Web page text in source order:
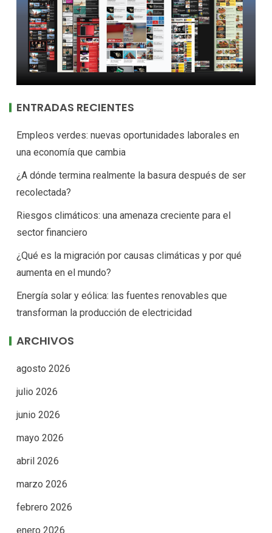
ENTRADAS RECIENTES
Empleos verdes: nuevas oportunidades laborales en
una economía que cambia
¿A dónde termina realmente la basura después de ser
recolectada?
Riesgos climáticos: una amenaza creciente para el
sector financiero
¿Qué es la migración por causas climáticas y por qué
aumenta en el mundo?
Energía solar y eólica: las fuentes renovables que
transforman la producción de electricidad
ARCHIVOS
agosto 2026
julio 2026
junio 2026
mayo 2026
abril 2026
marzo 2026
febrero 2026
enero 2026